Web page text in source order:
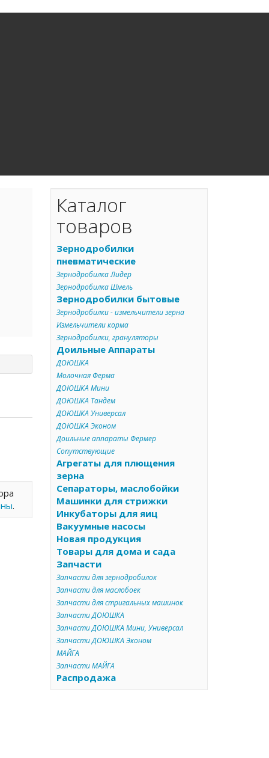
.
Каталог
товаров
Зернодробилки
пневматические
Зернодробилка Лидер
Зернодробилка Шмель
Зернодробилки бытовые
Зернодробилки - измельчители зерна
Измельчители корма
Зернодробилки, грануляторы
Доильные Аппараты
ДОЮШКА
Молочная Ферма
ДОЮШКА Мини
ДОЮШКА Тандем
ДОЮШКА Универсал
ДОЮШКА Эконом
Доильные аппараты Фермер
Сопутствующие
Агрегаты для плющения
зерна
Сепараторы, маслобойки
Машинки для стрижки
Инкубаторы для яиц
Вакуумные насосы
Новая продукция
Товары для дома и сада
Запчасти
Запчасти для зернодробилок
Запчасти для маслобоек
Запчасти для стригальных машинок
Запчасти ДОЮШКА
Запчасти ДОЮШКА Мини, Универсал
Запчасти ДОЮШКА Эконом
МАЙГА
Запчасти МАЙГА
Распродажа